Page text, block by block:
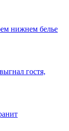
нижнем белье
гостя,